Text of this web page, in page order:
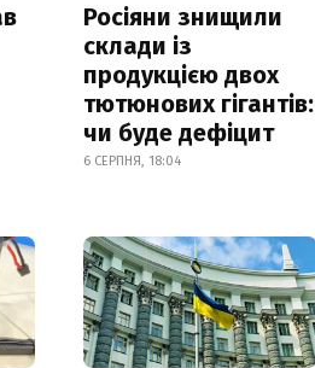
Росіяни знищили
склади із
продукцією двох
тютюнових гігантів:
чи буде дефіцит
6 СЕРПНЯ, 18:04